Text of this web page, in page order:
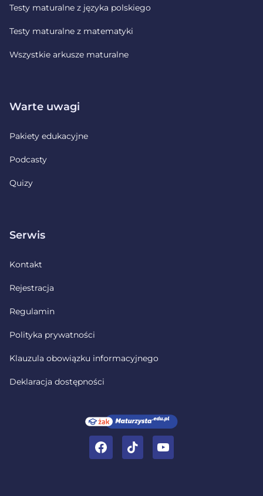
Testy maturalne z języka polskiego
Testy maturalne z matematyki
Wszystkie arkusze maturalne
Warte uwagi
Pakiety edukacyjne
Podcasty
Quizy
Serwis
Kontakt
Rejestracja
Regulamin
Polityka prywatności
Klauzula obowiązku informacyjnego
Deklaracja dostępności
FacebookTikTokYouTube